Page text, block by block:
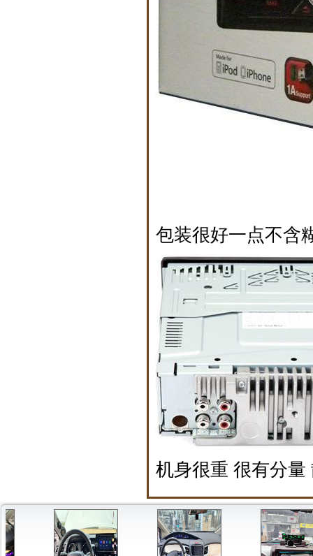
包装很好一点不含
机身很重 很有分量